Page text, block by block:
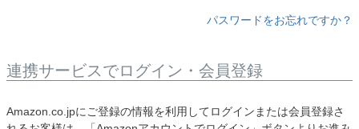
パスワードをお忘れですか？
連携サービスでログイン・会員登録
Amazon.co.jpにご登録の情報を利用してログインまたは会員登録さ